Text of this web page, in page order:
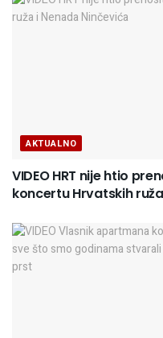
AKTUALNO
VIDEO HRT nije htio
koncertu Hrvatskih